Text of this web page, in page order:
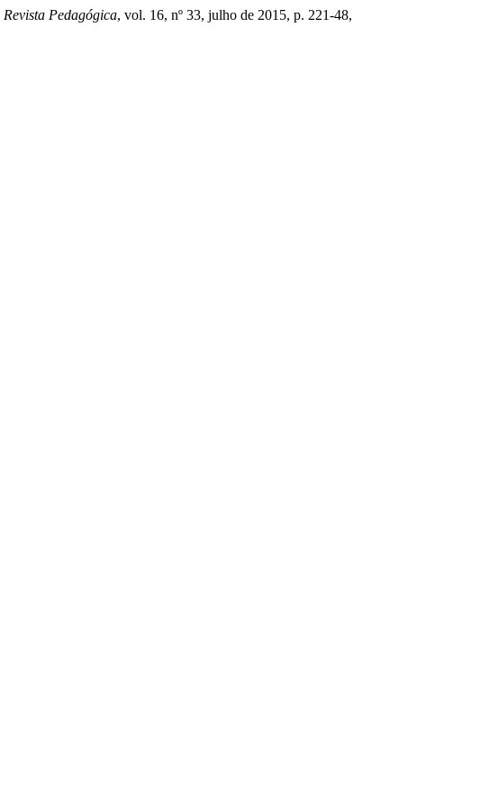
Revista Pedagógica, vol. 16, nº 33, julho de 2015, p. 221-48,